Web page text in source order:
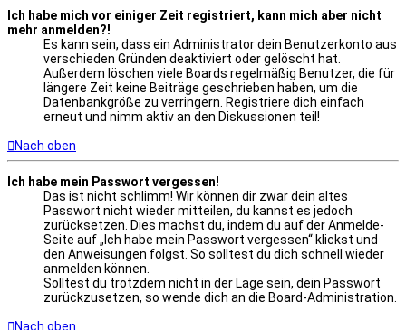
Ich habe mich vor einiger Zeit registriert, kann mich aber nicht
mehr anmelden?!
Es kann sein, dass ein Administrator dein Benutzerkonto aus
verschieden Gründen deaktiviert oder gelöscht hat.
Außerdem löschen viele Boards regelmäßig Benutzer, die für
längere Zeit keine Beiträge geschrieben haben, um die
Datenbankgröße zu verringern. Registriere dich einfach
erneut und nimm aktiv an den Diskussionen teil!
Nach oben
Ich habe mein Passwort vergessen!
Das ist nicht schlimm! Wir können dir zwar dein altes
Passwort nicht wieder mitteilen, du kannst es jedoch
zurücksetzen. Dies machst du, indem du auf der Anmelde-
Seite auf „Ich habe mein Passwort vergessen“ klickst und
den Anweisungen folgst. So solltest du dich schnell wieder
anmelden können.
Solltest du trotzdem nicht in der Lage sein, dein Passwort
zurückzusetzen, so wende dich an die Board-Administration.
Nach oben